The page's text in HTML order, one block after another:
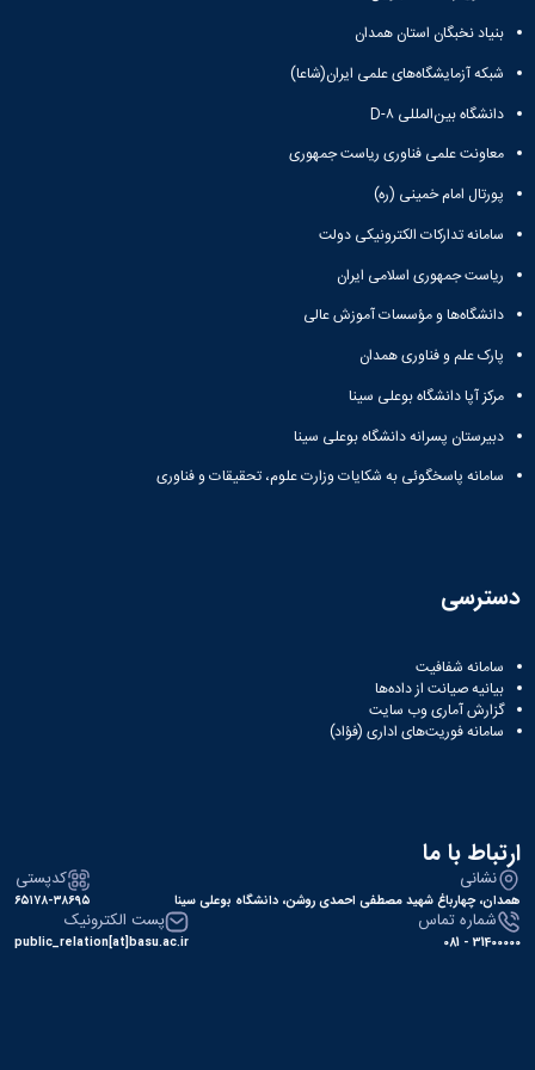
مصالح
مواد
آزمایشگاه
باستان
شناسی
آزمایشگاه
هوش
ربات
بینایی
اولویت
های
طرح
های
پژوهشی
های
پژوهشی
سال
معاونت
پژوهش
فناوری
نشریه
مطالعات
فرهنگی
علمی
معتبر
کارگروه
اخلاق
در
پژوهش
کرسی
پردازی
دانشگاه
های
اعضای
هیات
سایر
آیین
ها
بنیاد نخبگان استان همدان
شبکه آزمایشگاه‌های علمی ایران(شاعا)
دانشگاه بین‌المللی D-۸
معاونت علمی فناوری ریاست جمهوری
پورتال امام خمینی (ره)
سامانه تدارکات الکترونیکی دولت
ریاست جمهوری اسلامی ایران
دانشگاه‌ها و مؤسسات آموزش عالی
پارک علم و فناوری همدان
مرکز آپا دانشگاه بوعلی سینا
دبیرستان پسرانه دانشگاه بوعلی سینا
سامانه پاسخگوئی به شکایات وزارت علوم، تحقیقات و فناوری
دسترسی
سامانه شفافیت
بیانیه صیانت از داده‌ها
گزارش آماری وب‌ سایت
سامانه فوریت‌های اداری (فؤاد)
ارتباط با ما
نشانی
همدان، چهارباغ شهید مصطفی احمدی روشن، دانشگاه بوعلی سینا
کدپستی
۶۵۱۷۸-۳۸۶۹۵
شماره تماس
31400000 - 081
پست الکترونیک
public_relation[at]basu.ac.ir